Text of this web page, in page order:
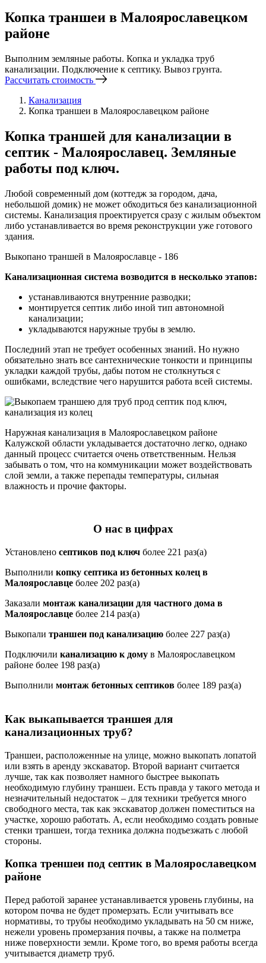
Копка траншеи в Малоярославецком
районе
Выполним земляные работы. Копка и укладка труб
канализации. Подключение к септику. Вывоз грунта.
Рассчитать стоимость
Канализация
Копка траншеи в Малоярославецком районе
Копка траншей для канализации в
септик - Малоярославец. Земляные
работы под ключ.
Любой современный дом (коттедж за городом, дача,
небольшой домик) не может обходиться без канализационной
системы. Канализация проектируется сразу с жилым объектом
либо устанавливается во время реконструкции уже готового
здания.
Выкопано траншей в Малоярославце - 186
Канализационная система возводится в несколько этапов:
устанавливаются внутренние разводки;
монтируется септик либо иной тип автономной
канализации;
укладываются наружные трубы в землю.
Последний этап не требует особенных знаний. Но нужно
обязательно знать все сантехнические тонкости и принципы
укладки каждой трубы, дабы потом не столкнуться с
ошибками, вследствие чего нарушится работа всей системы.
Наружная канализация в Малоярославецком районе
Калужской области укладывается достаточно легко, однако
данный процесс считается очень ответственным. Нельзя
забывать о том, что на коммуникации может воздействовать
слой земли, а также перепады температуры, сильная
влажность и прочие факторы.
О нас в цифрах
Установлено септиков под ключ более 221 раз(а)
Выполнили копку септика из бетонных колец в
Малоярославце более 202 раз(а)
Заказали монтаж канализации для частного дома в
Малоярославце более 214 раз(а)
Выкопали траншеи под канализацию более 227 раз(а)
Подключили канализацию к дому в Малоярославецком
районе более 198 раз(а)
Выполнили монтаж бетонных септиков более 189 раз(а)
Как выкапывается траншея для
канализационных труб?
Траншеи, расположенные на улице, можно выкопать лопатой
или взять в аренду экскаватор. Второй вариант считается
лучше, так как позволяет намного быстрее выкопать
необходимую глубину траншеи. Есть правда у такого метода и
незначительный недостаток – для техники требуется много
свободного места, так как экскаватор должен поместиться на
участке, хорошо работать. А, если необходимо создать ровные
стенки траншеи, тогда техника должна подъезжать с любой
стороны.
Копка треншеи под септик в Малоярославецком
районе
Перед работой заранее устанавливается уровень глубины, на
котором почва не будет промерзать. Если учитывать все
нормативы, то трубы необходимо укладывать на 50 см ниже,
нежели уровень промерзания почвы, а также на полметра
ниже поверхности земли. Кроме того, во время работы всегда
учитывается диаметр труб.